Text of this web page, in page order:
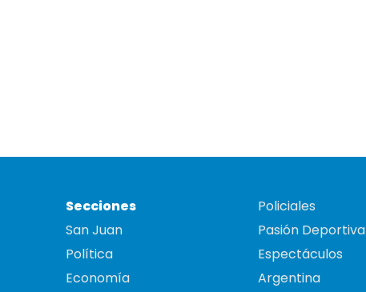
Secciones
San Juan
Política
Economía
Policiales
Pasión Deportiva
Espectáculos
Argentina